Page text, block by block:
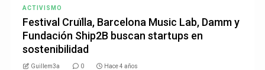
ACTIVISMO
Festival Cruïlla, Barcelona Music Lab, Damm y
Fundación Ship2B buscan startups en
sostenibilidad
Guillem3a 0 Hace 4 años